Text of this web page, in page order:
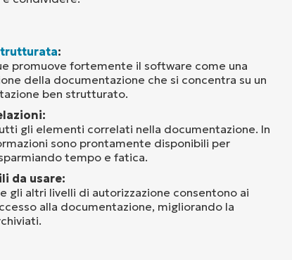
:
promuove fortemente il software come una
della documentazione che si concentra su un
ben strutturato.
gli elementi correlati nella documentazione. In
sono prontamente disponibili per
tempo e fatica.
da usare:
gli altri livelli di autorizzazione consentono ai
alla documentazione, migliorando la